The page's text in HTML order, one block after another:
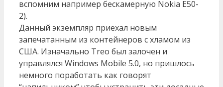
вспомним например бескамерную Nokia E50-
2).
Данный экземпляр приехал новым
запечатанным из контейнеров с хламом из
США. Изначально Treo был залочен и
управлялся Windows Mobile 5.0, но пришлось
немного поработать как говорят